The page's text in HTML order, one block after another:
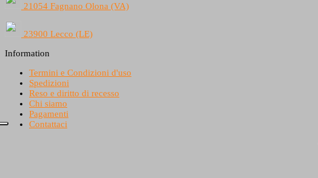
21054 Fagnano Olona (VA)
23900 Lecco (LE)
Information
Termini e Condizioni d'uso
Spedizioni
Reso e diritto di recesso
Chi siamo
Pagamenti
Contattaci